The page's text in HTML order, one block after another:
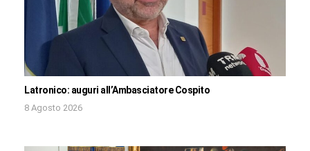
Latronico: auguri all’Ambasciatore Cospito
8 Agosto 2026